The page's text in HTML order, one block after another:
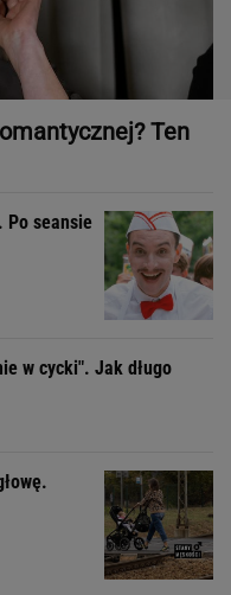
Ten
Po seansie
w cycki". Jak długo